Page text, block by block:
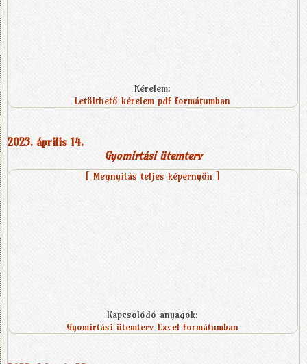
Kérelem:
Letölthető kérelem pdf formátumban
2023. április 14.
Gyomirtási ütemterv
[ Megnyitás teljes képernyőn ]
Kapcsolódó anyagok:
Gyomirtási ütemterv Excel formátumban